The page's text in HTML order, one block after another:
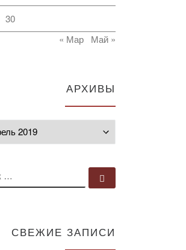
30
« Мар
Май »
АРХИВЫ
ПОИСК
СВЕЖИЕ ЗАПИСИ